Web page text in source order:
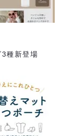
3種新登場